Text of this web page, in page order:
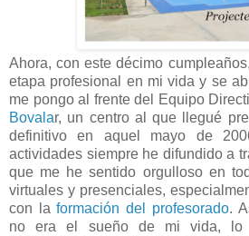
Ahora, con este décimo
etapa profesional en mi vida y se
me pongo al frente del Equipo
Bovalar, un centro al que llegué
definitivo en aquel mayo de
actividades siempre he difundido a
que me he sentido orgulloso en
virtuales y presenciales,
con laformación del profesorado.
no era el sueño de mi vida, lo